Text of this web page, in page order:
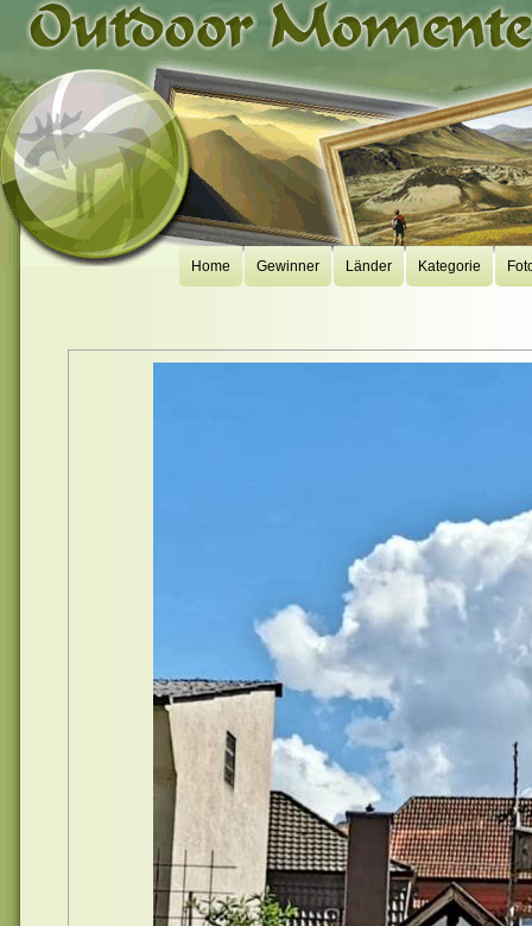
Home Gewinner Länder Kategorie